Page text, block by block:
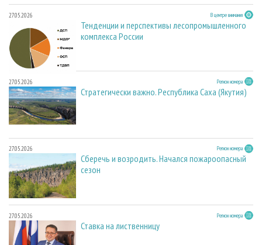
27.05.2026 В центре внимания
Тенденции и перспективы лесопромышленного
комплекса России
27.05.2026 Регион номера
Стратегически важно. Республика Саха (Якутия)
27.05.2026 Регион номера
Сберечь и возродить. Начался пожароопасный
сезон
27.05.2026 Регион номера
Ставка на лиственницу